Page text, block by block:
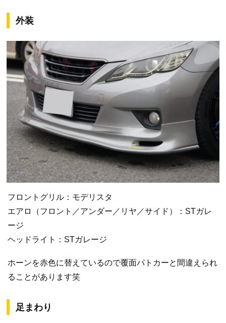
外装
フロントグリル：モデリスタ
エアロ（フロント／アンダー／リヤ／サイド）：STガレ
ージ
ヘッドライト：STガレージ
ホーンを赤色に替えているので覆面パトカーと間違えられ
ることがあります笑
足まわり